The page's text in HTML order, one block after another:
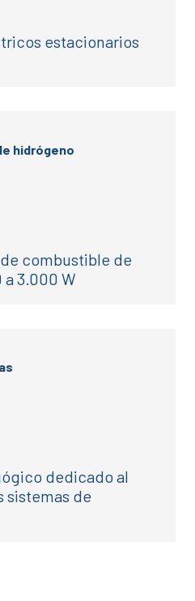
estacionarios
hidrógeno
combustible de
3.000 W
dedicado al
sistemas de